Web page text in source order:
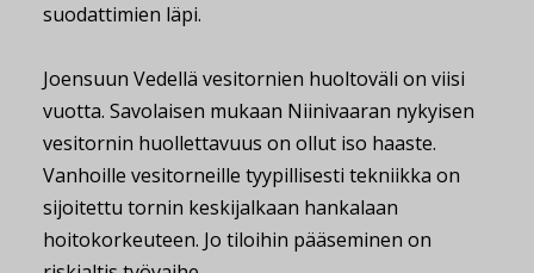
suodattimien läpi.
Joensuun Vedellä vesitornien huoltoväli on viisi
vuotta. Savolaisen mukaan Niinivaaran nykyisen
vesitornin huollettavuus on ollut iso haaste.
Vanhoille vesitorneille tyypillisesti tekniikka on
sijoitettu tornin keskijalkaan hankalaan
hoitokorkeuteen. Jo tiloihin pääseminen on